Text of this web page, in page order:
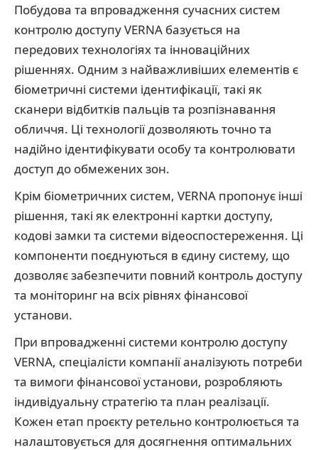
Побудова та впровадження сучасних систем
контролю доступу VERNA базується на
передових технологіях та інноваційних
рішеннях. Одним з найважливіших елементів є
біометричні системи ідентифікації, такі як
сканери відбитків пальців та розпізнавання
обличчя. Ці технології дозволяють точно та
надійно ідентифікувати особу та контролювати
доступ до обмежених зон.
Крім біометричних систем, VERNA пропонує інші
рішення, такі як електронні картки доступу,
кодові замки та системи відеоспостереження. Ці
компоненти поєднуються в єдину систему, що
дозволяє забезпечити повний контроль доступу
та моніторинг на всіх рівнях фінансової
установи.
При впровадженні системи контролю доступу
VERNA, спеціалісти компанії аналізують потреби
та вимоги фінансової установи, розробляють
індивідуальну стратегію та план реалізації.
Кожен етап проєкту ретельно контролюється та
налаштовується для досягнення оптимальних